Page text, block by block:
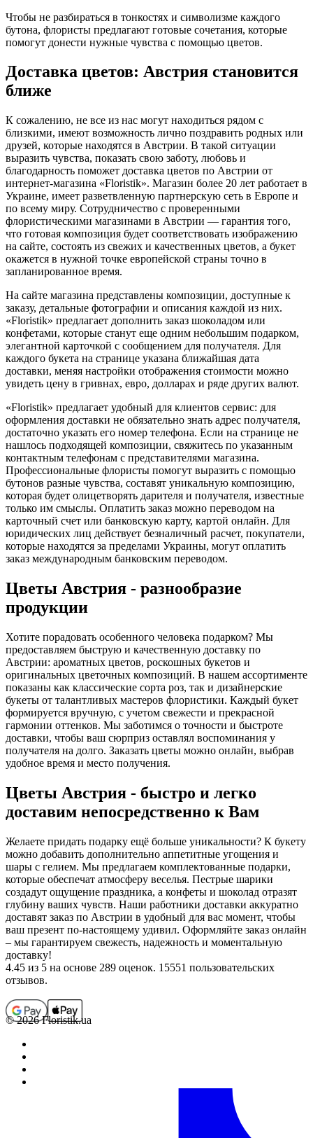
Чтобы не разбираться в тонкостях и символизме каждого
бутона, флористы предлагают готовые сочетания, которые
помогут донести нужные чувства с помощью цветов.
Доставка цветов: Австрия становится
ближе
К сожалению, не все из нас могут находиться рядом с
близкими, имеют возможность лично поздравить родных или
друзей, которые находятся в Австрии. В такой ситуации
выразить чувства, показать свою заботу, любовь и
благодарность поможет доставка цветов по Австрии от
интернет-магазина «Floristik». Магазин более 20 лет работает в
Украине, имеет разветвленную партнерскую сеть в Европе и
по всему миру. Сотрудничество с проверенными
флористическими магазинами в Австрии — гарантия того,
что готовая композиция будет соответствовать изображению
на сайте, состоять из свежих и качественных цветов, а букет
окажется в нужной точке европейской страны точно в
запланированное время.
На сайте магазина представлены композиции, доступные к
заказу, детальные фотографии и описания каждой из них.
«Floristik» предлагает дополнить заказ шоколадом или
конфетами, которые станут еще одним небольшим подарком,
элегантной карточкой с сообщением для получателя. Для
каждого букета на странице указана ближайшая дата
доставки, меняя настройки отображения стоимости можно
увидеть цену в гривнах, евро, долларах и ряде других валют.
«Floristik» предлагает удобный для клиентов сервис: для
оформления доставки не обязательно знать адрес получателя,
достаточно указать его номер телефона. Если на странице не
нашлось подходящей композиции, свяжитесь по указанным
контактным телефонам с представителями магазина.
Профессиональные флористы помогут выразить с помощью
бутонов разные чувства, составят уникальную композицию,
которая будет олицетворять дарителя и получателя, известные
только им смыслы. Оплатить заказ можно переводом на
карточный счет или банковскую карту, картой онлайн. Для
юридических лиц действует безналичный расчет, покупатели,
которые находятся за пределами Украины, могут оплатить
заказ международным банковским переводом.
Цветы Австрия - разнообразие
продукции
Хотите порадовать особенного человека подарком? Мы
предоставляем быструю и качественную доставку по
Австрии: ароматных цветов, роскошных букетов и
оригинальных цветочных композиций. В нашем ассортименте
показаны как классические сорта роз, так и дизайнерские
букеты от талантливых мастеров флористики. Каждый букет
формируется вручную, с учетом свежести и прекрасной
гармонии оттенков. Мы заботимся о точности и быстроте
доставки, чтобы ваш сюрприз оставлял воспоминания у
получателя на долго. Заказать цветы можно онлайн, выбрав
удобное время и место получения.
Цветы Австрия - быстро и легко
доставим непосредственно к Вам
Желаете придать подарку ещё больше уникальности? К букету
можно добавить дополнительно аппетитные угощения и
шары с гелием. Мы предлагаем комплектованные подарки,
которые обеспечат атмосферу веселья. Пестрые шарики
создадут ощущение праздника, а конфеты и шоколад отразят
глубину ваших чувств. Наши работники доставки аккуратно
доставят заказ по Австрии в удобный для вас момент, чтобы
ваш презент по-настоящему удивил. Оформляйте заказ онлайн
– мы гарантируем свежесть, надежность и моментальную
доставку!
4.45 из 5 на основе 289 оценок. 15551 пользовательских
отзывов.
© 2026 Floristik.ua